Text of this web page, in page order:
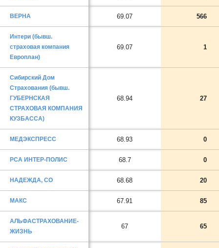
ВЕРНА 69.07 566
Интери (бывш.
страховая компания
Европлан)
69.07 1
Сибирский Дом
Страхования (бывш.
ГУБЕРНСКАЯ
СТРАХОВАЯ КОМПАНИЯ
КУЗБАССА)
68.94 27
МЕДЭКСПРЕСС 68.93 0
РСА ИНТЕР-ПОЛИС 68.7 0
НАДЕЖДА, СО 68.68 20
МАКС 67.91 85
АЛЬФАСТРАХОВАНИЕ-
ЖИЗНЬ
67 65